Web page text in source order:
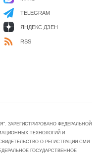
TELEGRAM
ЯНДЕКС ДЗЕН
RSS
ЗАРЕГИСТРИРОВАНО ФЕДЕРАЛЬНОЙ
ТЕХНОЛОГИЙ И
О РЕГИСТРАЦИИ СМИ
ГОСУДАРСТВЕННОЕ